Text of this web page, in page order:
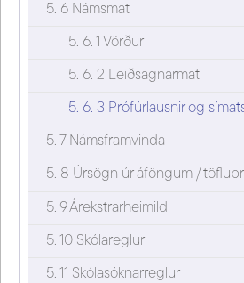
5. 6 Námsmat
5. 6. 1 Vörður
5. 6. 2 Leiðsagnarmat
5. 6. 3 Prófúrlausnir og
5. 7 Námsframvinda
5. 8 Úrsögn úr áföngum /
5. 9 Árekstrarheimild
5. 10 Skólareglur
5. 11 Skólasóknarreglur